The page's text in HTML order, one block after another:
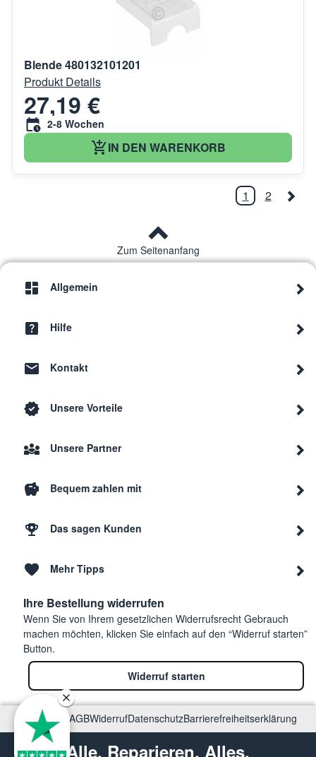
Blende 480132101201
Produkt Details
27,19 €
2-8 Wochen
IN DEN WARENKORB
1 2
Zum Seitenanfang
Allgemein
Hilfe
Kontakt
Unsere Vorteile
Unsere Partner
Bequem zahlen mit
Das sagen Kunden
Mehr Tipps
Ihre Bestellung widerrufen
Wenn Sie von Ihrem gesetzlichen Widerrufsrecht Gebrauch
machen möchten, klicken Sie einfach auf den “Widerruf starten”
Button.
Widerruf starten
ImpressumAGBWiderrufDatenschutzBarrierefreiheitserklärung
Alle. Reparieren. Alles.